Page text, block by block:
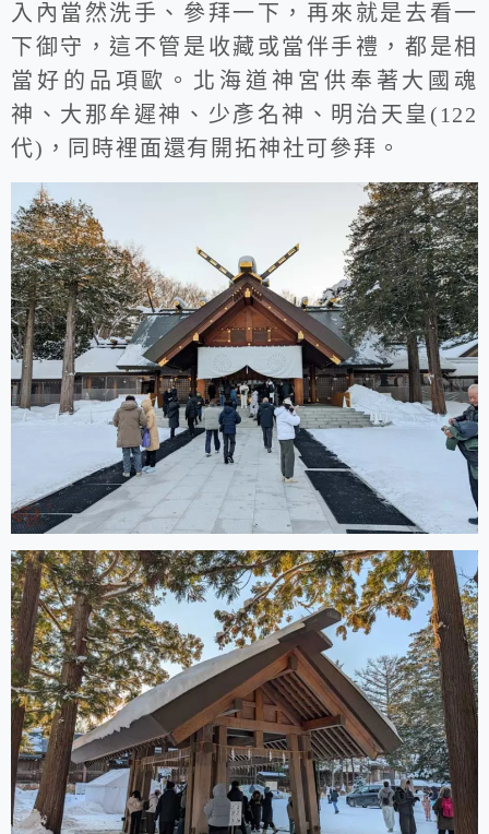
入內當然洗手、參拜一下，再來就是去看一
下御守，這不管是收藏或當伴手禮，都是相
當好的品項歐。北海道神宮供奉著大國魂
神、大那牟遲神、少彥名神、明治天皇(122
代)，同時裡面還有開拓神社可參拜。